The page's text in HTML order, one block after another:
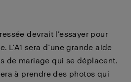
devrait l’essayer pour
L’A1 sera d’une grande aide
de mariage qui se déplacent.
à prendre des photos qui